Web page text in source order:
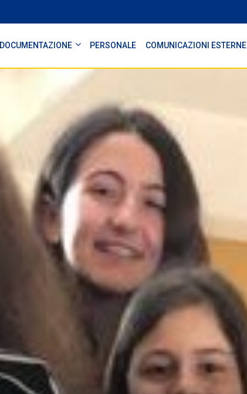
DOCUMENTAZIONE PERSONALE COMUNICAZIONI ESTERNE